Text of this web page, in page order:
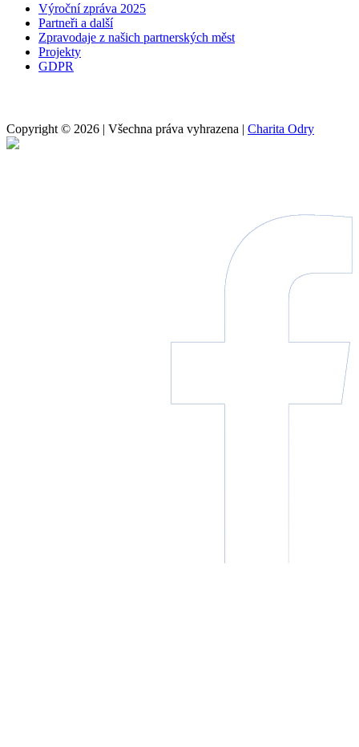
Výroční zpráva 2025
Partneři a další
Zpravodaje z našich partnerských měst
Projekty
GDPR
Copyright © 2026 | Všechna práva vyhrazena | Charita Odry